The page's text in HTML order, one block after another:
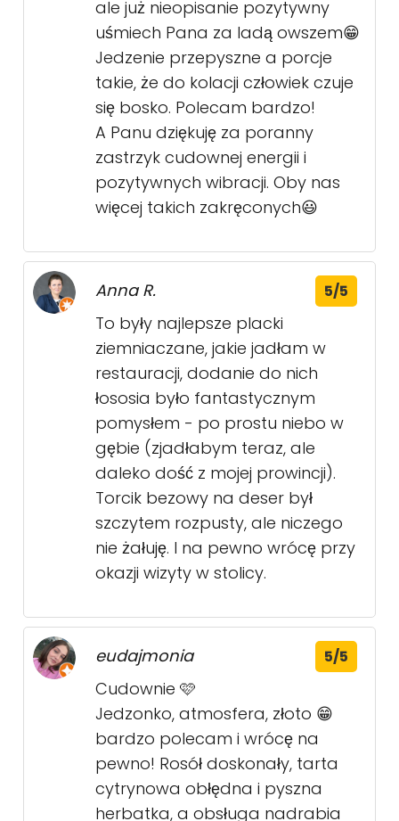
ale już nieopisanie pozytywny
uśmiech Pana za ladą owszem😁
Jedzenie przepyszne a porcje
takie, że do kolacji człowiek czuje
się bosko. Polecam bardzo!
A Panu dziękuję za poranny
zastrzyk cudownej energii i
pozytywnych wibracji. Oby nas
więcej takich zakręconych😃
Anna R. 5/5
To były najlepsze placki
ziemniaczane, jakie jadłam w
restauracji, dodanie do nich
łososia było fantastycznym
pomysłem - po prostu niebo w
gębie (zjadłabym teraz, ale
daleko dość z mojej prowincji).
Torcik bezowy na deser był
szczytem rozpusty, ale niczego
nie żałuję. I na pewno wrócę przy
okazji wizyty w stolicy.
eudajmonia 5/5
Cudownie 🩷
Jedzonko, atmosfera, złoto 😁
bardzo polecam i wrócę na
pewno! Rosół doskonały, tarta
cytrynowa obłędna i pyszna
herbatka, a obsługa nadrabia